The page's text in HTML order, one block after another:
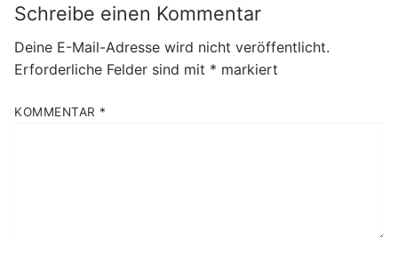
Schreibe einen Kommentar
Deine E-Mail-Adresse wird nicht veröffentlicht.
Erforderliche Felder sind mit * markiert
KOMMENTAR *